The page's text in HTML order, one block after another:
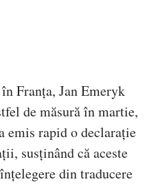
Franța, Jan Emeryk
de măsură în martie,
emis rapid o declarație
susținând că aceste
din traducere